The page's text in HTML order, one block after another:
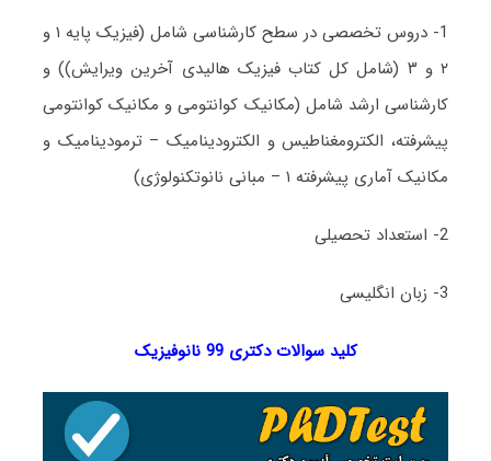
1- دروس تخصصی در سطح کارشناسی شامل (فیزیک پایه ۱ و
۲ و ۳ (شامل کل کتاب فیزیک هالیدی آخرین ویرایش)) و
کارشناسی ارشد شامل (مکانیک کوانتومی و مکانیک کوانتومی
پیشرفته، الکترومغناطیس و الکترودینامیک – ترمودینامیک و
مکانیک آماری پیشرفته ۱ – مبانی نانوتکنولوژی)
2- استعداد تحصیلی
3- زبان انگلیسی
کلید سوالات دکتری 99 نانوفیزیک